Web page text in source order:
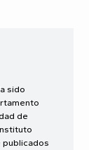
sido
de
publicados